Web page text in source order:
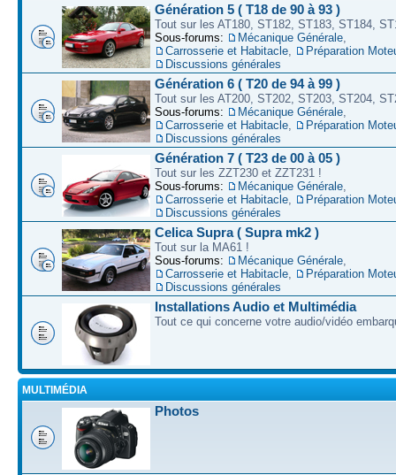
Génération 5 ( T18 de 90 à 93 )
Tout sur les AT180, ST182, ST183, ST184,
Sous-forums:
Mécanique Générale
Carrosserie et Habitacle
Préparation
Discussions générales
Génération 6 ( T20 de 94 à 99 )
Tout sur les AT200, ST202, ST203, ST204,
Sous-forums:
Mécanique Générale
Carrosserie et Habitacle
Préparation
Discussions générales
Génération 7 ( T23 de 00 à 05 )
Tout sur les ZZT230 et ZZT231 !
Sous-forums:
Mécanique Générale
Carrosserie et Habitacle
Préparation
Discussions générales
Celica Supra ( Supra mk2 )
Tout sur la MA61 !
Sous-forums:
Mécanique Générale
Carrosserie et Habitacle
Préparation
Discussions générales
Installations Audio et Multimédia
Tout ce qui concerne votre audio/vidéo
MULTIMÉDIA
Photos